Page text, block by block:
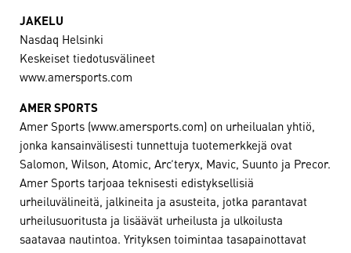
JAKELU
Nasdaq Helsinki
Keskeiset tiedotusvälineet
www.amersports.com
AMER SPORTS
Amer Sports (www.amersports.com) on urheilualan yhtiö,
jonka kansainvälisesti tunnettuja tuotemerkkejä ovat
Salomon, Wilson, Atomic, Arc’teryx, Mavic, Suunto ja Precor.
Amer Sports tarjoaa teknisesti edistyksellisiä
urheiluvälineitä, jalkineita ja asusteita, jotka parantavat
urheilusuoritusta ja lisäävät urheilusta ja ulkoilusta
saatavaa nautintoa. Yrityksen toimintaa tasapainottavat